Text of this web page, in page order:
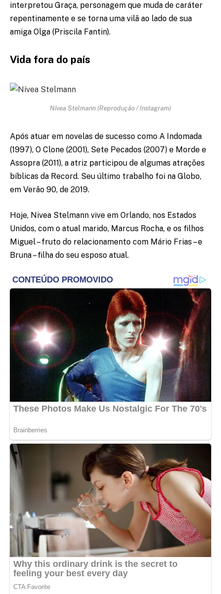
interpretou Graça, personagem que muda de caráter
repentinamente e se torna uma vilã ao lado de sua
amiga Olga (Priscila Fantin).
Vida fora do país
Nívea Stelmann (Reprodução / Instagram)
Após atuar em novelas de sucesso como A Indomada
(1997), O Clone (2001), Sete Pecados (2007) e Morde e
Assopra (2011), a atriz participou de algumas atrações
bíblicas da Record. Seu último trabalho foi na Globo,
em Verão 90, de 2019.
Hoje, Nivea Stelmann vive em Orlando, nos Estados
Unidos, com o atual marido, Marcus Rocha, e os filhos
Miguel – fruto do relacionamento com Mário Frias – e
Bruna – filha do seu esposo atual.